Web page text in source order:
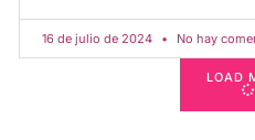
16 de julio de 2024 No hay
LOAD